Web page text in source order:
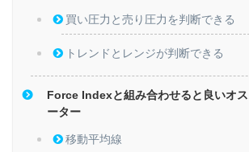
買い圧力と売り圧力を判断できる
トレンドとレンジが判断できる
Force Indexと組み合わせると良いオ
ーター
移動平均線